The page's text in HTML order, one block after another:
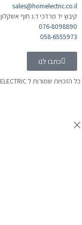
sales@homelectric.co.il
קיבוץ יד מרדכי ד.נ חוף אשקלון
076-8098890
058-6555973
כתבו לנו
כל הזכויות שמורות ל HOMELECTRIC